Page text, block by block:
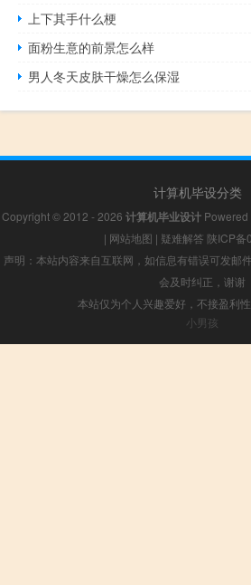
上下其手什么梗
面粉生意的前景怎么样
男人冬天皮肤干燥怎么保湿
计算机毕设分类
Copyright © 2012 - 2026 计算机毕业设计Powered
| 网站地图 | 疑难解答 陕ICP备
声明：本站内容来自互联网，如信息有错误可发邮
会及时纠正，谢谢
本站仅为个人兴趣爱好，不接盈利
小男孩